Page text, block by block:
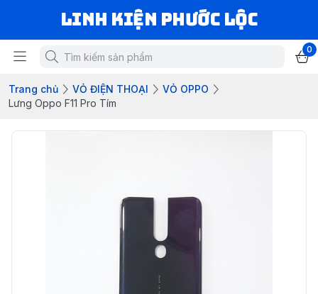
LINH KIỆN PHƯỚC LỘC
0
Trang chủ VỎ ĐIỆN THOẠI
VỎ OPPO
Lưng Oppo F11 Pro Tím